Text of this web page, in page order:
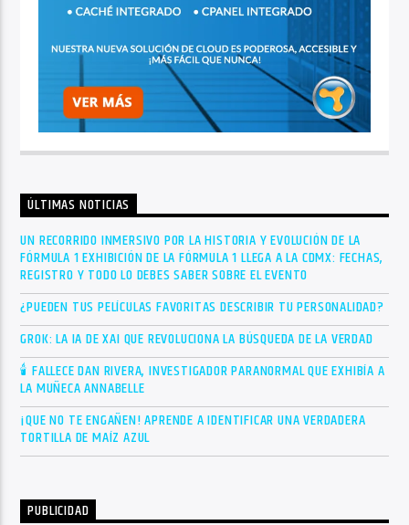
ÚLTIMAS NOTICIAS
UN RECORRIDO INMERSIVO POR LA HISTORIA Y EVOLUCIÓN DE LA
FÓRMULA 1 EXHIBICIÓN DE LA FÓRMULA 1 LLEGA A LA CDMX: FECHAS,
REGISTRO Y TODO LO DEBES SABER SOBRE EL EVENTO
¿PUEDEN TUS PELÍCULAS FAVORITAS DESCRIBIR TU PERSONALIDAD?
GROK: LA IA DE XAI QUE REVOLUCIONA LA BÚSQUEDA DE LA VERDAD
🕯 FALLECE DAN RIVERA, INVESTIGADOR PARANORMAL QUE EXHIBÍA A
LA MUÑECA ANNABELLE
¡QUE NO TE ENGAÑEN! APRENDE A IDENTIFICAR UNA VERDADERA
TORTILLA DE MAÍZ AZUL
PUBLICIDAD